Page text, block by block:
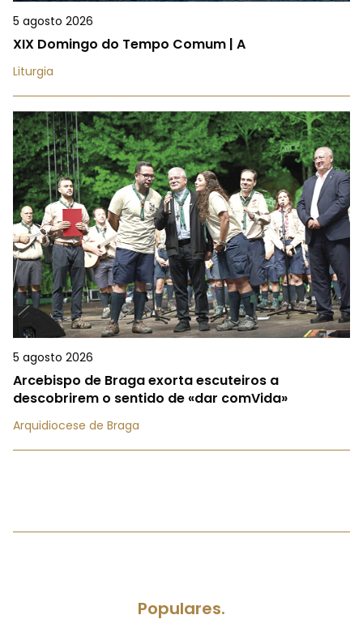
5 agosto 2026
XIX Domingo do Tempo Comum | A
Liturgia
5 agosto 2026
Arcebispo de Braga exorta escuteiros a
descobrirem o sentido de «dar comVida»
Arquidiocese de Braga
Populares.